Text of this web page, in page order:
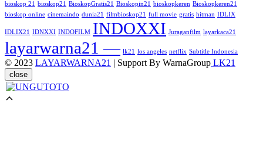
bioskop 21 bioskop21 BioskopGratis21 Bioskopin21 bioskopkeren Bioskopkeren21
bioskop online cinemaindo dunia21 filmbioskop21 full movie gratis hitman IDLIX
IDLIX21 IDNXXI INDOFILM INDOXXI Juraganfilm layarkaca21
layarwarna21 — lk21 los angeles netflix Subtitle Indonesia
© 2023 LAYARWARNA21 | Support By WarnaGroup LK21
close